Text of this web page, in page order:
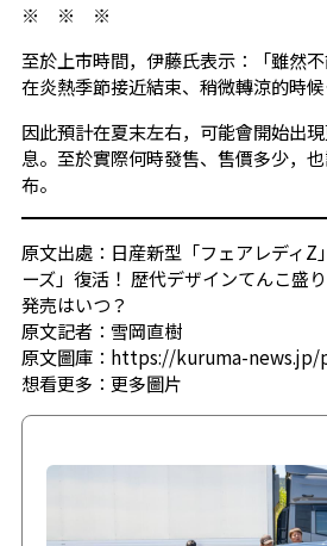
※ ※ ※
至於上市時間，伊藤氏表示：「雖然
在炎熱季節接近結束、稍微轉涼的時
因此預計在夏末左右，可能會開始出
息。至於實際何時發售、售價多少，
布。
原文出處：日産新型「フェアレディZ
ーズ」復活！ 歴代デザインてんこ盛
発売はいつ？
原文記者：雪岡直樹
原文圖庫：https://kuruma-news.jp/
想看更多： 更多圖片